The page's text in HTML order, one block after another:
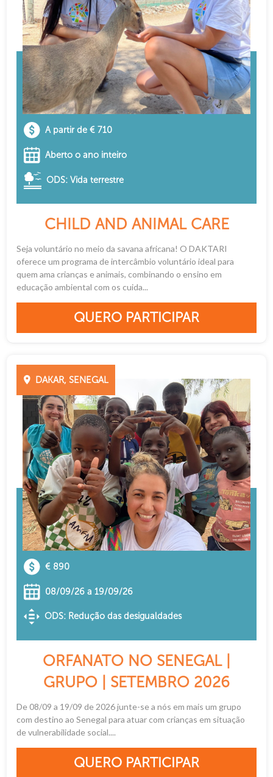
A partir de € 710
Aberto o ano inteiro
ODS: Vida terrestre
CHILD AND ANIMAL CARE
Seja voluntário no meio da savana africana! O DAKTARI
oferece um programa de intercâmbio voluntário ideal para
quem ama crianças e animais, combinando o ensino em
educação ambiental com os cuida...
QUERO PARTICIPAR
DAKAR, SENEGAL
€ 890
08/09/26 a 19/09/26
ODS: Redução das desigualdades
ORFANATO NO SENEGAL |
GRUPO | SETEMBRO 2026
De 08/09 a 19/09 de 2026 junte-se a nós em mais um grupo
com destino ao Senegal para atuar com crianças em situação
de vulnerabilidade social....
QUERO PARTICIPAR